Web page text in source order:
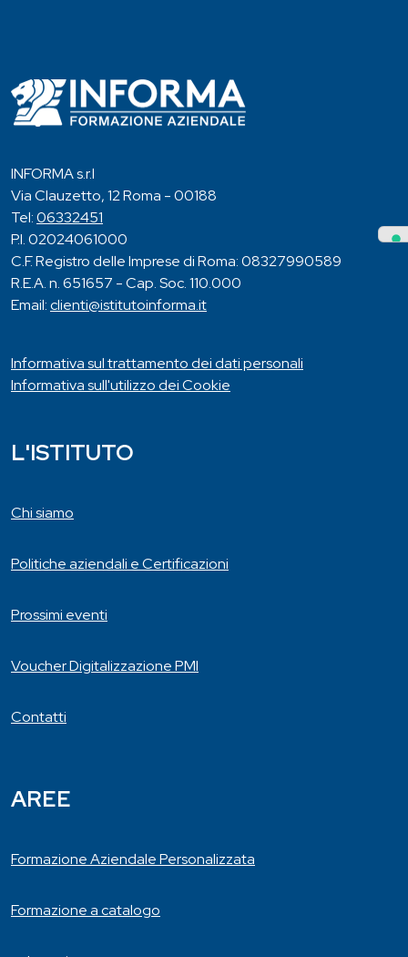
INFORMA s.r.l
Via Clauzetto, 12 Roma - 00188
Tel:06332451
P.I. 02024061000
C.F. Registro delle Imprese di Roma: 08327990589
R.E.A. n. 651657 - Cap. Soc. 110.000
Email:clienti@istitutoinforma.it
Informativa sul trattamento dei dati personali
Informativa sull'utilizzo dei Cookie
L'ISTITUTO
Chi siamo
Politiche aziendali e Certificazioni
Prossimi eventi
Voucher Digitalizzazione PMI
Contatti
AREE
Formazione Aziendale Personalizzata
Formazione a catalogo